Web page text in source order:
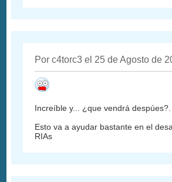
Por c4torc3 el 25 de Agosto de
Increíble y... ¿que vendrá despúes?.
Esto va a ayudar bastante en el
RIAs